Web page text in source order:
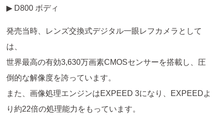
▶ D800 ボディ
発売当時、レンズ交換式デジタル一眼レフカメラとして
は、
世界最高の有効3,630万画素CMOSセンサーを搭載し、圧
倒的な解像度を誇っています。
また、画像処理エンジンはEXPEED 3になり、EXPEEDよ
り約22倍の処理能力をもっています。